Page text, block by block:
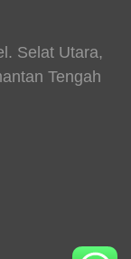
Selat Utara,
Tengah